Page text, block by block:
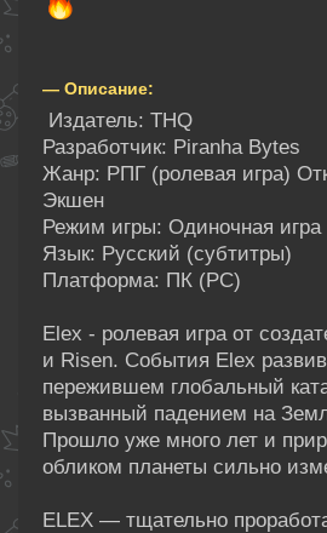
— Описание:
Издатель: THQ
Разработчик: Piranha Bytes
Жанр: РПГ (ролевая игра)
Экшен
Режим игры: Одиночная игра
Язык: Русский (субтитры)
Платформа: ПК (PC)
Elex - ролевая игра от
и Risen. События Elex
пережившем глобальный
вызванный падением на
Прошло уже много лет и
обликом планеты сильно
ELEX — тщательно